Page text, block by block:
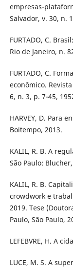
empresas-
Salvador, v. 30, n.
FURTADO, C.
Rio de Janeiro, n.
FURTADO, C.
econômico.
6, n. 3, p. 7-45,
HARVEY, D. Para
Boitempo, 2013.
KALIL, R. B. A
São Paulo:
KALIL, R. B.
crowdwork e
2019. Tese
Paulo, São Paulo,
LEFEBVRE, H. A
LUCE, M. S. A